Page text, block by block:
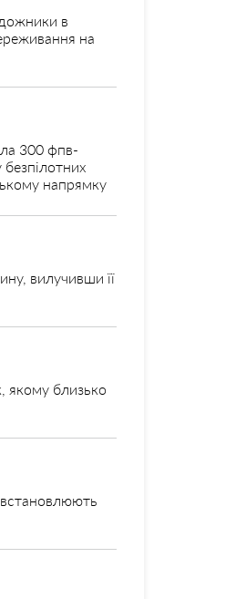
в
на
300 фпв-
напрямку
вилучивши її
якому близько
встановлюють